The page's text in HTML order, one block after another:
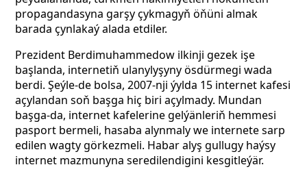
propagandasyna garşy çykmagyň öňüni almak
barada çynlakaý alada etdiler.
Prezident Berdimuhammedow ilkinji gezek işe
başlanda, internetiň ulanylyşyny ösdürmegi wada
berdi. Şeýle-de bolsa, 2007-nji ýylda 15 internet kafesi
açylandan soň başga hiç biri açylmady. Mundan
başga-da, internet kafelerine gelýänleriň hemmesi
pasport bermeli, hasaba alynmaly we internete sarp
edilen wagty görkezmeli. Habar alyş gullugy haýsy
internet mazmunyna seredilendigini kesgitleýär.